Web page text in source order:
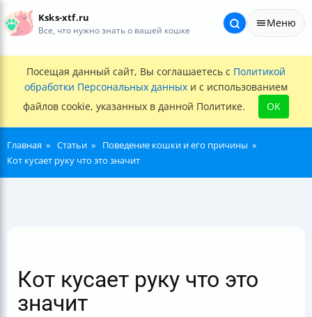
Ksks-xtf.ru
Все, что нужно знать о вашей кошке
Меню
Посещая данный сайт, Вы соглашаетесь с Политикой
обработки Персональных данных и с использованием
файлов cookie, указанных в данной Политике.
OK
Главная Статьи
Поведение кошки и его причины
Кот кусает руку что это значит
Кот кусает руку что это
значит